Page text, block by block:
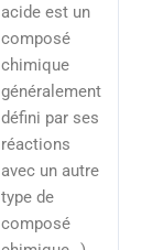
acide est un
composé
chimique
généralement
défini par ses
réactions
avec un autre
type de
composé